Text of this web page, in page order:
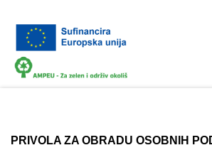
PRIVOLA ZA OBRADU OSOBNIH